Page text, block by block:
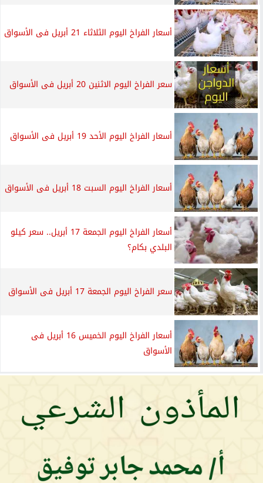
أسعار الفراخ اليوم الثلاثاء 21 أبريل فى الأسواق
سعر الفراخ اليوم الاثنين 20 أبريل فى الأسواق
أسعار الفراخ اليوم الأحد 19 أبريل فى الأسواق
أسعار الفراخ اليوم السبت 18 أبريل فى الأسواق
أسعار الفراخ اليوم الجمعة 17 أبريل.. سعر كيلو
البلدي بكام؟
سعر الفراخ اليوم الجمعة 17 أبريل فى الأسواق
أسعار الفراخ اليوم الخميس 16 أبريل فى
الأسواق